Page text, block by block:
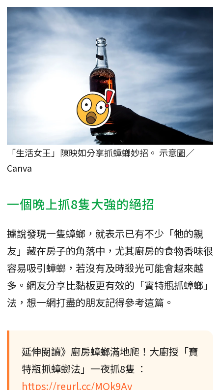
「生活女王」陳映如分享抓蟑螂妙招。 示意圖／
Canva
一個晚上抓8隻大強的絕招
據說發現一隻蟑螂，就表示已有不少「牠的親
友」藏在房子的角落中，尤其廚房的食物香味很
容易吸引蟑螂，若沒有及時殺光可能會越來越
多。網友分享比黏板更有效的「寶特瓶抓蟑螂」
法，想一網打盡的朋友記得參考這篇。
延伸閱讀》廚房蟑螂滿地爬！大廚授「寶
特瓶抓蟑螂法」一夜抓8隻 ：
https://reurl.cc/MOk9Av